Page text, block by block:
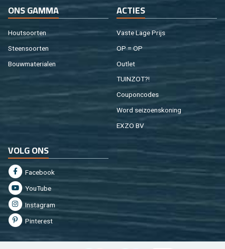
ONS GAMMA
Hout­soor­ten
Steen­soor­ten
Bouw­ma­te­ri­a­len
AC­TIES
Vaste Lage Prijs
OP = OP
Out­let
TUIN­ZOT?!
Cou­pon­co­des
Word sei­zoens­ko­ning
EXZO BV
VOLG ONS
Fa­cebook
You­Tu­be
In­st­agram
Pin­te­rest